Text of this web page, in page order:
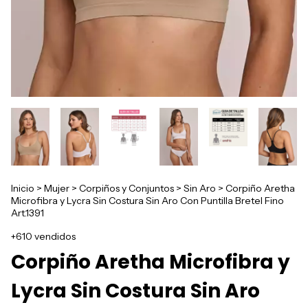
Inicio > Mujer > Corpiños y Conjuntos > Sin Aro > Corpiño Aretha
Microfibra y Lycra Sin Costura Sin Aro Con Puntilla Bretel Fino
Art.1391
+610 vendidos
Corpiño Aretha Microfibra y
Lycra Sin Costura Sin Aro